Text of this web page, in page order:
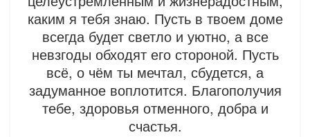
каким я тебя знаю. Пусть в твоем доме
всегда будет светло и уютно, а все
невзгоды обходят его стороной. Пусть
всё, о чём ты мечтал, сбудется, а
задуманное воплотится. Благополучия
тебе, здоровья отменного, добра и
счастья.